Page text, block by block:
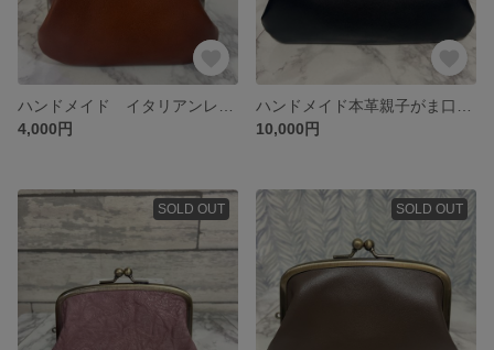
4,000円
10,000円
SOLD OUT SOLD OUT